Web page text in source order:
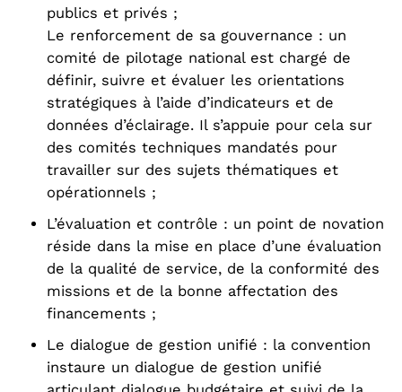
publics et privés ;
Le renforcement de sa gouvernance : un
comité de pilotage national est chargé de
définir, suivre et évaluer les orientations
stratégiques à l’aide d’indicateurs et de
données d’éclairage. Il s’appuie pour cela sur
des comités techniques mandatés pour
travailler sur des sujets thématiques et
opérationnels ;
L’évaluation et contrôle : un point de novation
réside dans la mise en place d’une évaluation
de la qualité de service, de la conformité des
missions et de la bonne affectation des
financements ;
Le dialogue de gestion unifié : la convention
instaure un dialogue de gestion unifié